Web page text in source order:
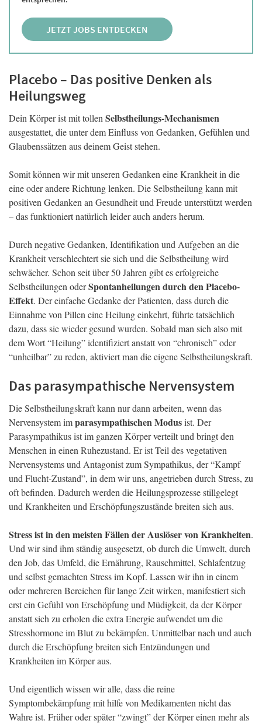
JETZT JOBS ENTDECKEN
Placebo – Das positive Denken als
Heilungsweg
Dein Körper ist mit tollen Selbstheilungs-Mechanismen
ausgestattet, die unter dem Einfluss von Gedanken, Gefühlen und
Glaubenssätzen aus deinem Geist stehen.
Somit können wir mit unseren Gedanken eine Krankheit in die
eine oder andere Richtung lenken. Die Selbstheilung kann mit
positiven Gedanken an Gesundheit und Freude unterstützt werden
– das funktioniert natürlich leider auch anders herum.
Durch negative Gedanken, Identifikation und Aufgeben an die
Krankheit verschlechtert sie sich und die Selbstheilung wird
schwächer. Schon seit über 50 Jahren gibt es erfolgreiche
Selbstheilungen oderSpontanheilungen durch den Placebo-
Effekt. Der einfache Gedanke der Patienten, dass durch die
Einnahme von Pillen eine Heilung einkehrt, führte tatsächlich
dazu, dass sie wieder gesund wurden. Sobald man sich also mit
dem Wort “Heilung” identifiziert anstatt von “chronisch” oder
“unheilbar” zu reden, aktiviert man die eigene Selbstheilungskraft.
Das parasympathische Nervensystem
Die Selbstheilungskraft kann nur dann arbeiten, wenn das
Nervensystem imparasympathischen Modusist. Der
Parasympathikus ist im ganzen Körper verteilt und bringt den
Menschen in einen Ruhezustand. Er ist Teil des vegetativen
Nervensystems und Antagonist zum Sympathikus, der “Kampf
und Flucht-Zustand”, in dem wir uns, angetrieben durch Stress, zu
oft befinden. Dadurch werden die Heilungsprozesse stillgelegt
und Krankheiten und Erschöpfungszustände breiten sich aus.
Stress ist in den meisten Fällen der Auslöser von Krankheiten.
Und wir sind ihm ständig ausgesetzt, ob durch die Umwelt, durch
den Job, das Umfeld, die Ernährung, Rauschmittel, Schlafentzug
und selbst gemachten Stress im Kopf. Lassen wir ihn in einem
oder mehreren Bereichen für lange Zeit wirken, manifestiert sich
erst ein Gefühl von Erschöpfung und Müdigkeit, da der Körper
anstatt sich zu erholen die extra Energie aufwendet um die
Stresshormone im Blut zu bekämpfen. Unmittelbar nach und auch
durch die Erschöpfung breiten sich Entzündungen und
Krankheiten im Körper aus.
Und eigentlich wissen wir alle, dass die reine
Symptombekämpfung mit hilfe von Medikamenten nicht das
Wahre ist. Früher oder später “zwingt” der Körper einen mehr als